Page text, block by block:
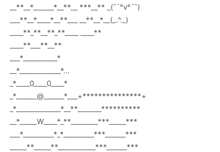
__**__*______*__**__ ***__** _(¯`°v°´¯)
___**__*____*__**___ __**__*__(_.^._)
____**_**__**_**____ ____**
____**___**__**
___*__________*
__*____________*…
_*____0____0____*
_*______@______*___+***************+
_*_____________*__**_______**********
__*_____W____*_**________***_____***
___*_________*_*_________***______***
_____**_____**___________***______***